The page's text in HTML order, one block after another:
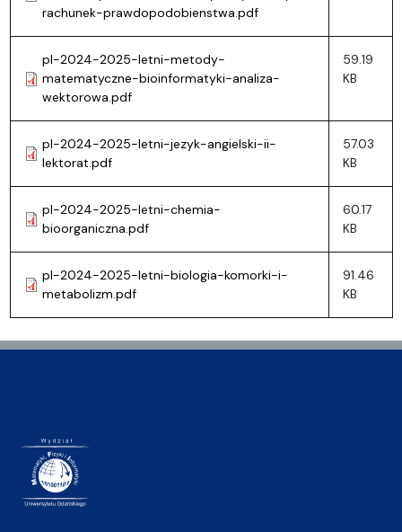
rachunek-prawdopodobienstwa.pdf
pl-2024-2025-letni-metody-
matematyczne-bioinformatyki-analiza-
wektorowa.pdf
59.19
KB
pl-2024-2025-letni-jezyk-angielski-ii-
lektorat.pdf
57.03
KB
pl-2024-2025-letni-chemia-
bioorganiczna.pdf
60.17
KB
pl-2024-2025-letni-biologia-komorki-i-
metabolizm.pdf
91.46
KB